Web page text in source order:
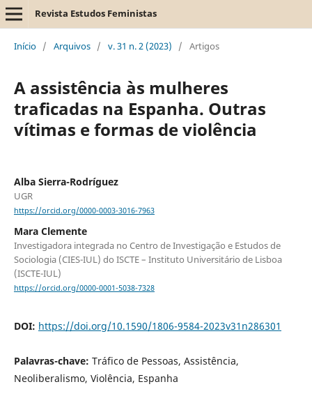
Revista Estudos Feministas
Início / Arquivos / v. 31 n. 2 (2023) / Artigos
A assistência às mulheres
traficadas na Espanha. Outras
vítimas e formas de violência
Alba Sierra-Rodríguez
UGR
https://orcid.org/0000-0003-3016-7963
Mara Clemente
Investigadora integrada no Centro de Investigação e Estudos de
Sociologia (CIES-IUL) do ISCTE – Instituto Universitário de Lisboa
(ISCTE-IUL)
https://orcid.org/0000-0001-5038-7328
DOI: https://doi.org/10.1590/1806-9584-2023v31n286301
Palavras-chave: Tráfico de Pessoas, Assistência,
Neoliberalismo, Violência, Espanha